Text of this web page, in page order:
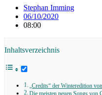
Stephan Imming
06/10/2020
08:00
Inhaltsverzeichnis
„Credits“ der Winteredition
Die meisten neuen Songs